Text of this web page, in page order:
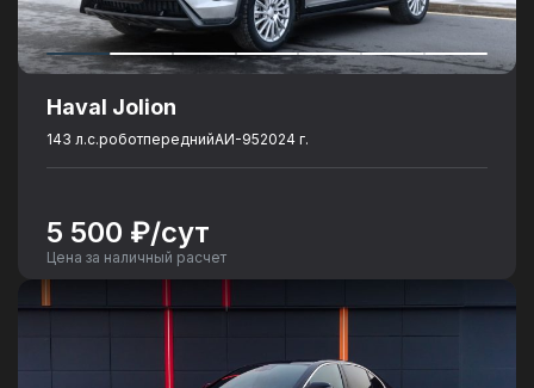
Haval Jolion
143 л.с.роботпереднийАИ-952024 г.
5 500 ₽/сут
Цена за наличный расчет